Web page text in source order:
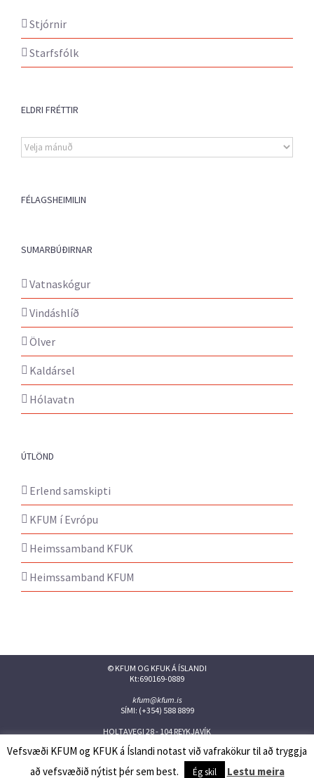
Stjórnir
Starfsfólk
ELDRI FRÉTTIR
Eldri
fréttir
FÉLAGSHEIMILIN
SUMARBÚÐIRNAR
Vatnaskógur
Vindáshlíð
Ölver
Kaldársel
Hólavatn
ÚTLÖND
Erlend samskipti
KFUM í Evrópu
Heimssamband KFUK
Heimssamband KFUM
© KFUM OG KFUK Á ÍSLANDI
Kt:690169-0889
kfum@kfum.is
SÍMI: (+354) 588 8899
HOLTAVEGI 28 - 104 REYKJAVÍK
Facebook
TwitterInstagram
Flickr YouTube
Issuu
Vefsvæði KFUM og KFUK á Íslandi notast við vafrakökur til að tryggja
að vefsvæðið nýtist þér sem best.
Ég skil Lestu meira